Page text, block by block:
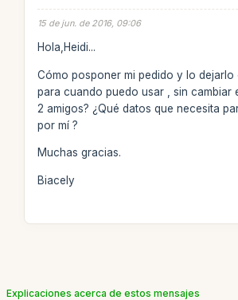
15 de jun. de 2016, 09:06
Hola,Heidi...
Cómo posponer mi pedido y lo
para cuando puedo usar , sin cambiar
2 amigos? ¿Qué datos que necesita
por mí ?
Muchas gracias.
Biacely
Explicaciones acerca de estos mensajes